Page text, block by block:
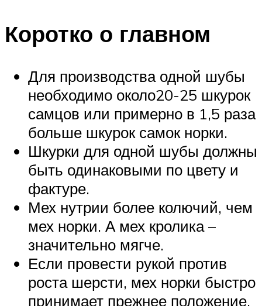
Коротко о главном
Для производства одной шубы
необходимо около20-25 шкурок
самцов или примерно в 1,5 раза
больше шкурок самок норки.
Шкурки для одной шубы должны
быть одинаковыми по цвету и
фактуре.
Мех нутрии более колючий, чем
мех норки. А мех кролика –
значительно мягче.
Если провести рукой против
роста шерсти, мех норки быстро
принимает прежнее положение.